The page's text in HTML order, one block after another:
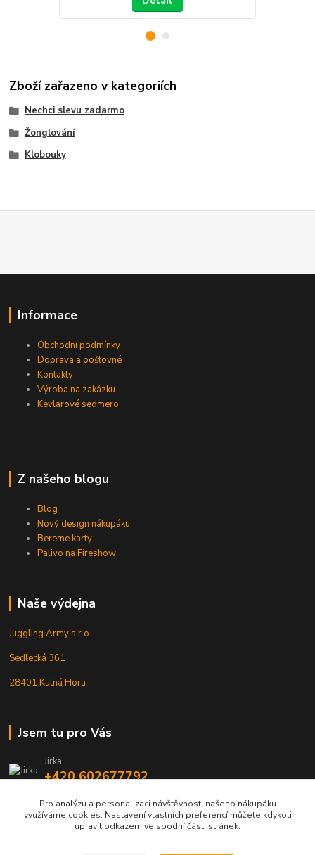
Zboží zařazeno v kategoriích
Nechci slevu zadarmo
Žonglování
Klobouky
Informace
Obchodní podmínky
Doprava a poštovné
Kontakty
Výroba na zakázku
Kevlarové sedmero
Z našeho blogu
Blog
Nový design nákupáku
Bereme karty
Palivo na Fireshow
Naše výdejna
Juggling Army s.r.o.
Sedlecká 361
28401 Kutná Hora
Jsem tu pro Vás
Jirka
+420 602677792
info@jarmy.cz
Pro analýzu a personalizaci návštěvnosti našeho nákupáku
využíváme cookies. Nastavení vlastních preferencí můžete kdykoli
upravit odkazem ve spodní části stránek.